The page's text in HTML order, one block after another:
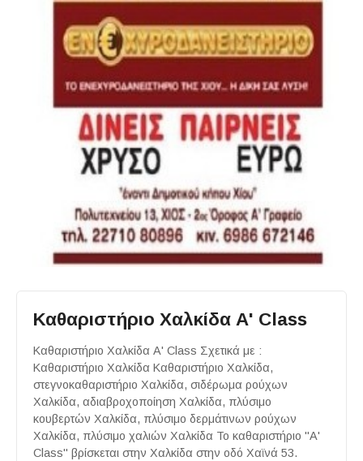
Καθαριστήριο Χαλκίδα A' Class
Καθαριστήριο Χαλκίδα A' Class Σχετικά με :
Καθαριστήριο Χαλκίδα Καθαριστήριο Χαλκίδα,
στεγνοκαθαριστήριο Χαλκίδα, σιδέρωμα ρούχων
Χαλκίδα, αδιαβροχοποίηση Χαλκίδα, πλύσιμο
κουβερτών Χαλκίδα, πλύσιμο δερμάτινων ρούχων
Χαλκίδα, πλύσιμο χαλιών Χαλκίδα Το καθαριστήριο "A'
Class" βρίσκεται στην Χαλκίδα στην οδό Χαϊνά 53.